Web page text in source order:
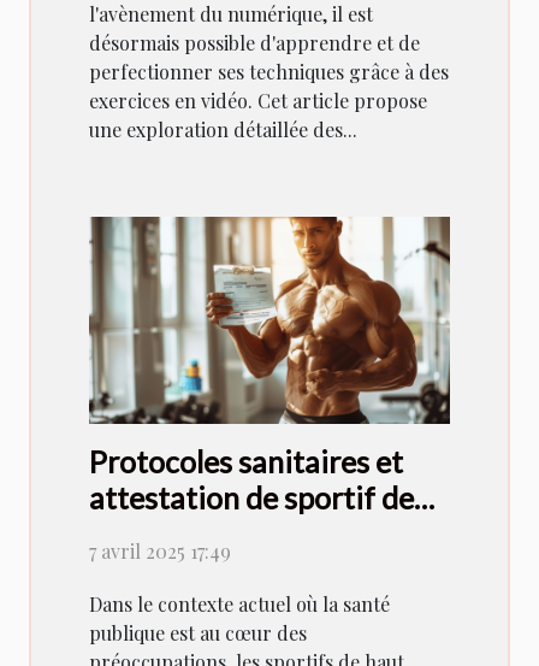
l'avènement du numérique, il est
désormais possible d'apprendre et de
perfectionner ses techniques grâce à des
exercices en vidéo. Cet article propose
une exploration détaillée des...
Protocoles sanitaires et
attestation de sportif de
ministère des sports
7 avril 2025 17:49
Dans le contexte actuel où la santé
publique est au cœur des